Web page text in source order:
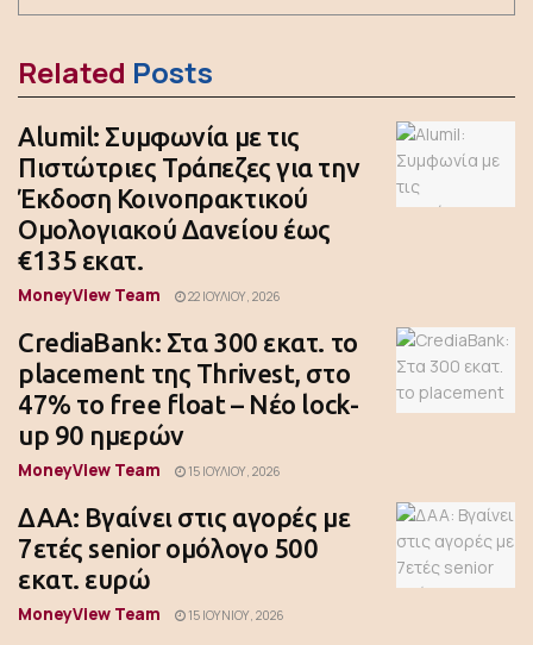
Related Posts
Alumil: Συμφωνία με τις
Πιστώτριες Τράπεζες για την
Έκδοση Κοινοπρακτικού
Ομολογιακού Δανείου έως
€135 εκατ.
MoneyView Team 22 ΙΟΥΛΊΟΥ, 2026
CrediaBank: Στα 300 εκατ. το
placement της Thrivest, στο
47% το free float – Νέο lock-
up 90 ημερών
MoneyView Team 15 ΙΟΥΛΊΟΥ, 2026
ΔΑΑ: Βγαίνει στις αγορές με
7ετές senior ομόλογο 500
εκατ. ευρώ
MoneyView Team 15 ΙΟΥΝΊΟΥ, 2026